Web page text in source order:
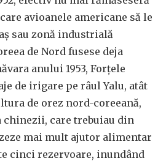
avioanele americane să le
sau zonă industrială
de Nord fusese deja
anului 1953, Forțele
de irigare pe râul Yalu, atât
de orez nord-coreeană,
chinezii, care trebuiau din
mai mult ajutor alimentar
cinci rezervoare, inundând